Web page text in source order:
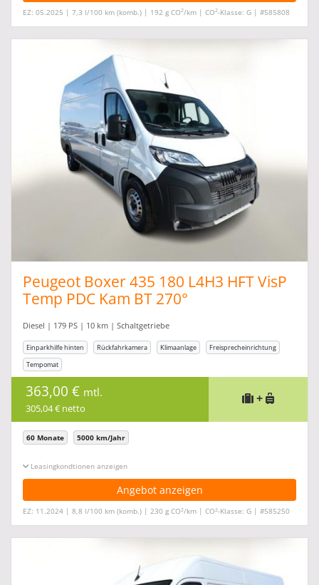
EZ: 05.2025 | 7,3 l/100 km (komb.) | 192 g CO2/km | CO2-Klasse: G | #585808
Peugeot Boxer 435 180 L4H3 HFT VisP
Temp PDC Kam BT 270°
Diesel | 179 PS | 10 km | Schaltgetriebe
Einparkhilfe hinten Rückfahrkamera Klimaanlage
Freisprecheinrichtung
Tempomat
363,00 € mtl.
305,04 € netto
+
60 Monate 5000 km/Jahr
Leasingkonditionen ein-/ausblenden
Angebot anzeigen
EZ: 11.2024 | 8,8 l/100 km (komb.) | 230 g CO2/km | CO2-Klasse: G | #585250